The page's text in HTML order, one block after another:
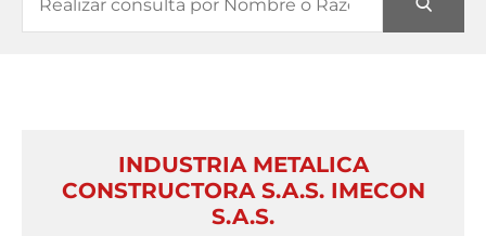
INDUSTRIA METALICA
CONSTRUCTORA S.A.S. IMECON
S.A.S.